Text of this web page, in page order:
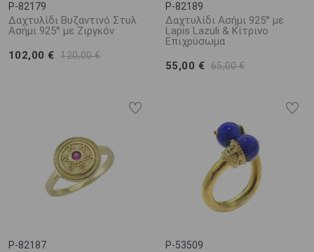
P-82179
Δαχτυλίδι Βυζαντινό Στυλ
Ασήμι 925° με Ζιργκόν
102,00 € 120,00 €
P-82189
Δαχτυλίδι Ασήμι 925° με
Lapis Lazuli & Κίτρινο
Επιχρύσωμα
55,00 € 65,00 €
P-82187 P-53509